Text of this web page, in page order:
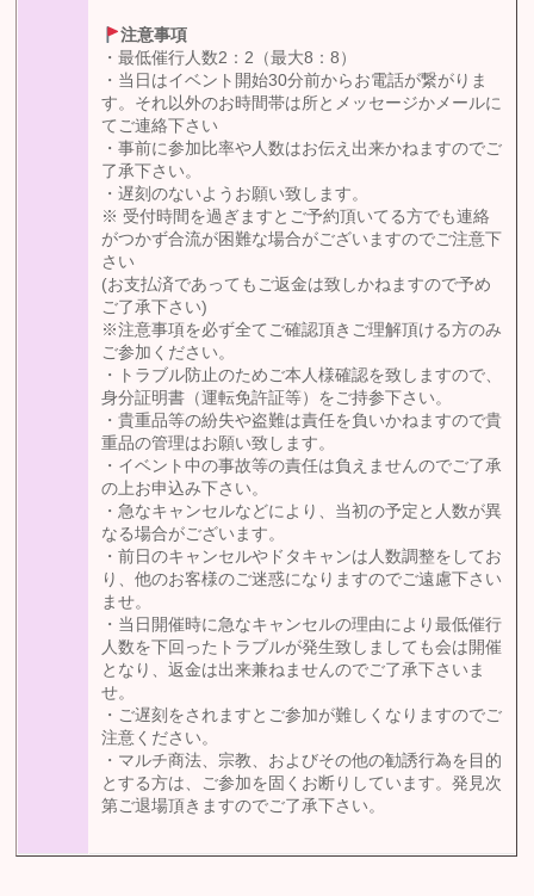
注意事項
・最低催行人数2：2（最大8：8）
・当日はイベント開始30分前からお電話が繋がりま
す。それ以外のお時間帯は所とメッセージかメールに
てご連絡下さい
・事前に参加比率や人数はお伝え出来かねますのでご
了承下さい。
・遅刻のないようお願い致します。
※ 受付時間を過ぎますとご予約頂いてる方でも連絡
がつかず合流が困難な場合がございますのでご注意下
さい
(お支払済であってもご返金は致しかねますので予め
ご了承下さい)
※注意事項を必ず全てご確認頂きご理解頂ける方のみ
ご参加ください。
・トラブル防止のためご本人様確認を致しますので、
身分証明書（運転免許証等）をご持参下さい。
・貴重品等の紛失や盗難は責任を負いかねますので貴
重品の管理はお願い致します。
・イベント中の事故等の責任は負えませんのでご了承
の上お申込み下さい。
・急なキャンセルなどにより、当初の予定と人数が異
なる場合がございます。
・前日のキャンセルやドタキャンは人数調整をしてお
り、他のお客様のご迷惑になりますのでご遠慮下さい
ませ。
・当日開催時に急なキャンセルの理由により最低催行
人数を下回ったトラブルが発生致しましても会は開催
となり、返金は出来兼ねませんのでご了承下さいま
せ。
・ご遅刻をされますとご参加が難しくなりますのでご
注意ください。
・マルチ商法、宗教、およびその他の勧誘行為を目的
とする方は、ご参加を固くお断りしています。発見次
第ご退場頂きますのでご了承下さい。